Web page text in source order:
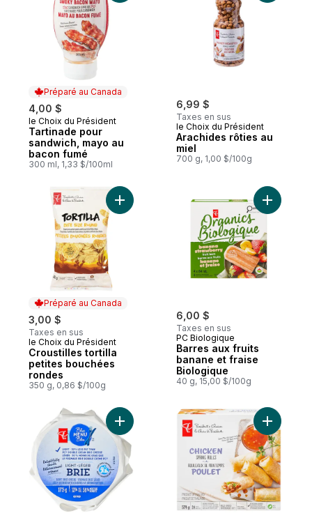
Préparé au Canada
4,00 $
Préparé au Canada
le Choix du Président
Tartinade pour
sandwich, mayo au
bacon fumé
300 ml, 1,33 $/100ml
6,99 $
Taxes en sus
le Choix du Président
Arachides rôties au
miel
700 g, 1,00 $/100g
Préparé au Canada
3,00 $
Taxes en sus
Préparé au Canada
le Choix du Président
Croustilles tortilla
petites bouchées
rondes
350 g, 0,86 $/100g
Ajouter Croustilles tortilla petites
6,00 $
Taxes en sus
PC Biologique
Barres aux fruits
banane et fraise
Biologique
40 g, 15,00 $/100g
Ajouter
Ajouter Fromage brie double crèmeAjouter